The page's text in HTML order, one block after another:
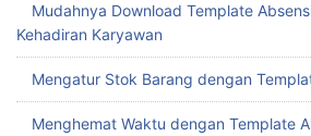
Mudahnya Download Template
Kehadiran Karyawan
Mengatur Stok Barang dengan
Menghemat Waktu dengan Template